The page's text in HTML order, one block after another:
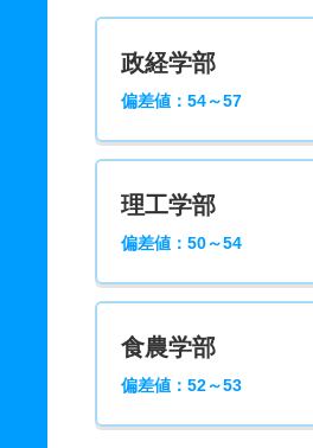
政経学部
偏差値：54～57
理工学部
偏差値：50～54
食農学部
偏差値：52～53